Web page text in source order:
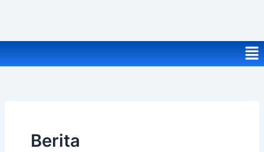
Berita